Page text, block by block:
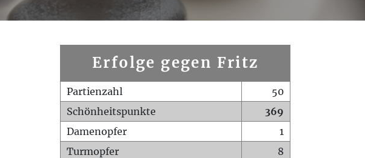
Erfolge gegen Fritz
Partienzahl
50
Schönheitspunkte
369
Damenopfer
1
Turmopfer
8